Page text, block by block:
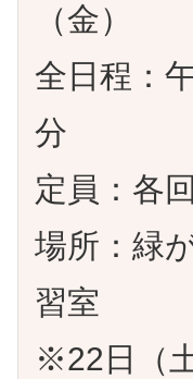
（金）
全日程：
分
定員：各
場所：緑
習室
※22日（